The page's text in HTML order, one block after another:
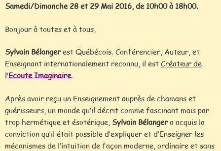
Samedi/Dimanche 28 et 29 Mai 2016, de 10h00 à 18h00.
Bonjour à toutes et à tous,
Sylvain Bélangerest Québécois. Conférencier, Auteur, et
Enseignant internationalement reconnu, il estCréateur de
l’Ecoute Imaginaire.
Après avoir reçu un Enseignement auprès de chamans et
guérisseurs, un monde qu’il décrit comme fascinant mais par
trop hermétique et ésotérique, Sylvain Bélangera acquis la
conviction qu’il était possible d’expliquer et d’Enseigner les
mécanismes de l’intuition de façon moderne, ordinaire et sans